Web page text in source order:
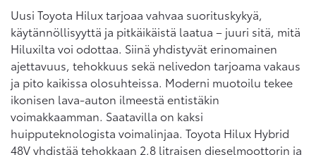
Uusi Toyota Hilux tarjoaa vahvaa suorituskykyä,
käytännöllisyyttä ja pitkäikäistä laatua – juuri sitä, mitä
Hiluxilta voi odottaa. Siinä yhdistyvät erinomainen
ajettavuus, tehokkuus sekä nelivedon tarjoama vakaus
ja pito kaikissa olosuhteissa. Moderni muotoilu tekee
ikonisen lava-auton ilmeestä entistäkin
voimakkaamman. Saatavilla on kaksi
huipputeknologista voimalinjaa. Toyota Hilux Hybrid
48V yhdistää tehokkaan 2,8 litraisen dieselmoottorin ja